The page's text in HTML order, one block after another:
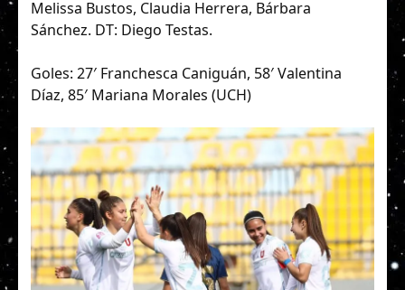
Melissa Bustos, Claudia Herrera, Bárbara
Sánchez. DT: Diego Testas.
Goles: 27′ Franchesca Caniguán, 58′ Valentina
Díaz, 85′ Mariana Morales (UCH)